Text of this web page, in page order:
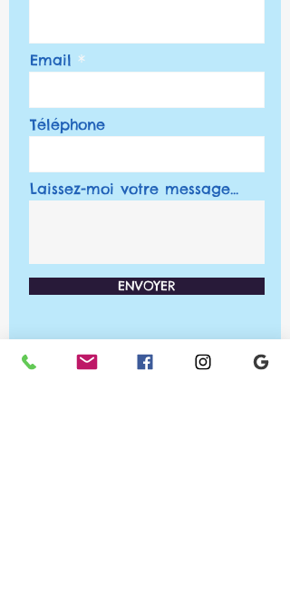
Email
Téléphone
Laissez-moi votre message...
ENVOYER